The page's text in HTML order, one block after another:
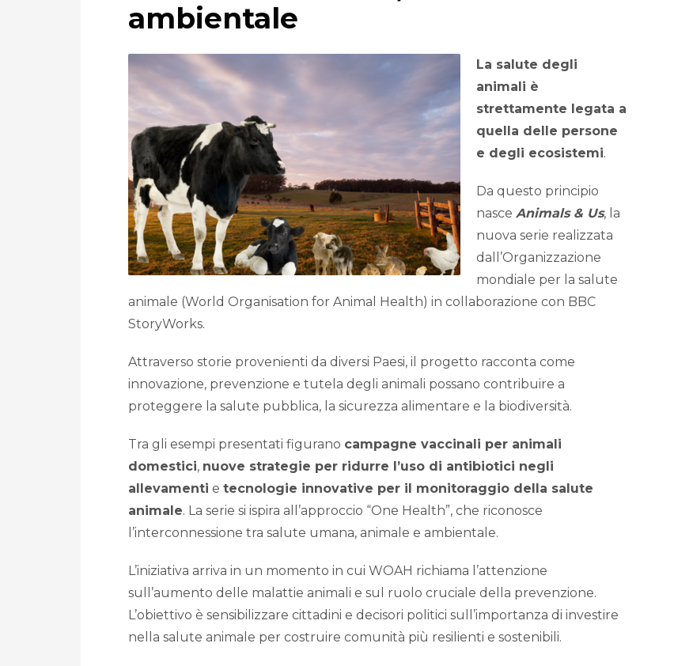
ambientale
La salute degli
animali è
strettamente legata a
quella delle persone
e degli ecosistemi.
Da questo principio
nasce Animals & Us, la
nuova serie realizzata
dall’Organizzazione
mondiale per la salute
animale (World Organisation for Animal Health) in collaborazione con BBC
StoryWorks.
Attraverso storie provenienti da diversi Paesi, il progetto racconta come
innovazione, prevenzione e tutela degli animali possano contribuire a
proteggere la salute pubblica, la sicurezza alimentare e la biodiversità.
Tra gli esempi presentati figurano campagne vaccinali per animali
domestici, nuove strategie per ridurre l’uso di antibiotici negli
allevamenti e tecnologie innovative per il monitoraggio della salute
animale. La serie si ispira all’approccio “One Health”, che riconosce
l’interconnessione tra salute umana, animale e ambientale.
L’iniziativa arriva in un momento in cui WOAH richiama l’attenzione
sull’aumento delle malattie animali e sul ruolo cruciale della prevenzione.
L’obiettivo è sensibilizzare cittadini e decisori politici sull’importanza di investire
nella salute animale per costruire comunità più resilienti e sostenibili.